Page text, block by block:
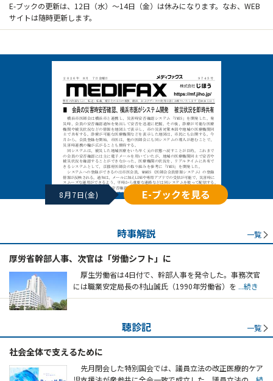
E-ブックの更新は、12日（水）～14日（金）は休みになります。なお、WEB
サイトは随時更新します。
8月7日(金) E-ブックを見る
時事解説 一覧
厚労省幹部人事、次官は「労働シフト」に
厚生労働省は4日付で、幹部人事を発令した。事務次官
には職業安定局長の村山誠氏（1990年労働省）を ...続き
聴診記 一覧
社会全体で支えるために
先月閉会した特別国会では、議員立法の改正医療的ケア